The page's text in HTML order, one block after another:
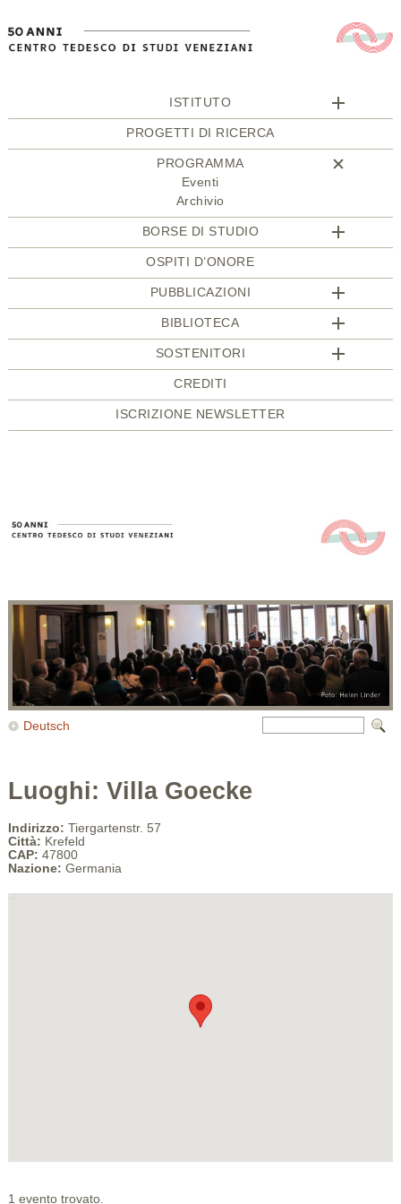
ISTITUTO
PROGETTI DI RICERCA
PROGRAMMA
Eventi
Archivio
BORSE DI STUDIO
OSPITI D’ONORE
PUBBLICAZIONI
BIBLIOTECA
SOSTENITORI
CREDITI
ISCRIZIONE NEWSLETTER
Deutsch
Luoghi: Villa Goecke
Indirizzo: Tiergartenstr. 57
Città: Krefeld
CAP: 47800
Nazione: Germania
1 evento trovato.